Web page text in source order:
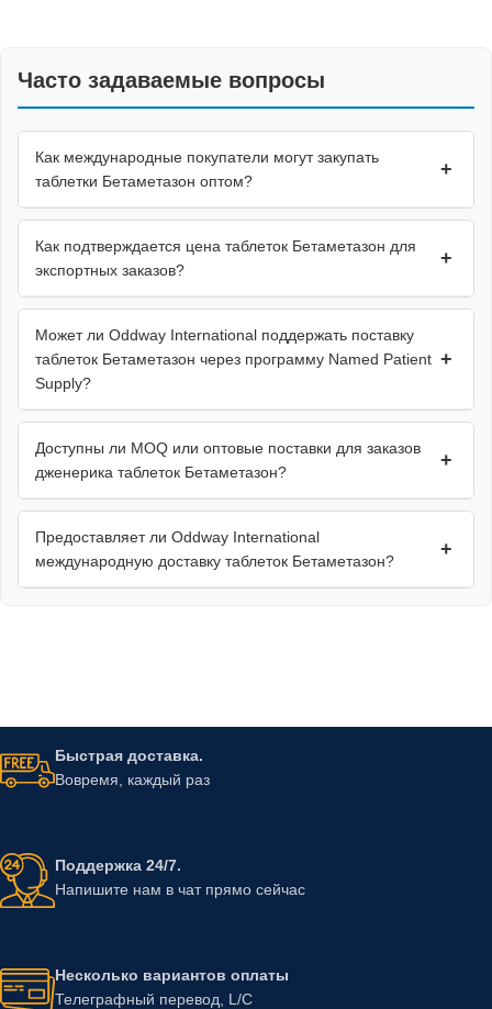
Часто задаваемые вопросы
Как международные покупатели могут закупать
таблетки Бетаметазон оптом?
+
Как подтверждается цена таблеток Бетаметазон для
экспортных заказов?
+
Может ли Oddway International поддержать поставку
таблеток Бетаметазон через программу Named Patient
Supply?
+
Доступны ли MOQ или оптовые поставки для заказов
дженерика таблеток Бетаметазон?
+
Предоставляет ли Oddway International
международную доставку таблеток Бетаметазон?
+
Быстрая доставка.
Вовремя, каждый раз
Поддержка 24/7.
Напишите нам в чат прямо сейчас
Несколько вариантов оплаты
Телеграфный перевод, L/C